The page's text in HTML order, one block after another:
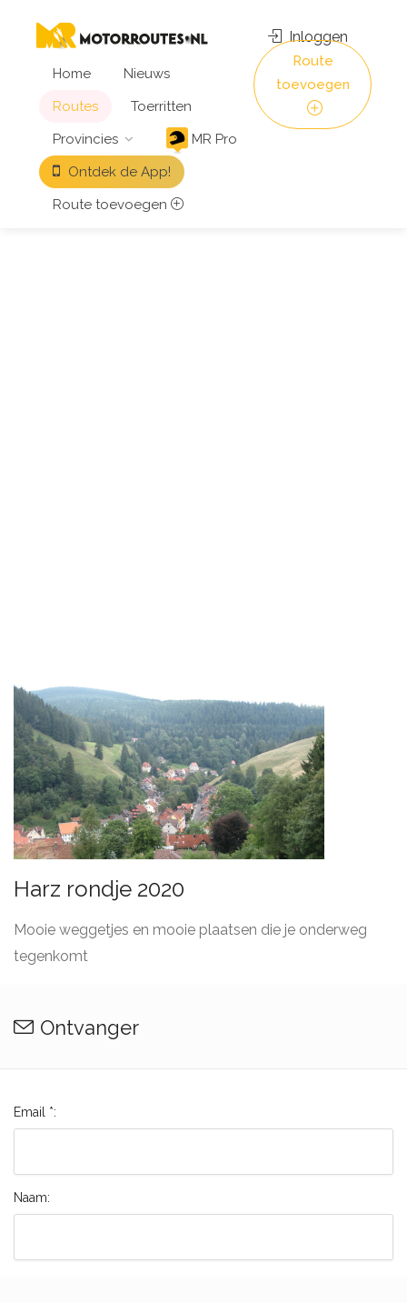
Home
Nieuws
Routes
Toerritten
Provincies
MR Pro
Ontdek de App!
Route toevoegen
Inloggen
Route
toevoegen
Harz rondje 2020
Mooie weggetjes en mooie plaatsen die je onderweg
tegenkomt
Ontvanger
Email *:
Naam: